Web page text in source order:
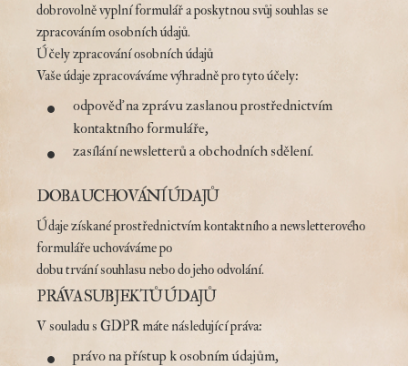
dobrovolně vyplní formulář a poskytnou svůj souhlas se
zpracováním osobních údajů.
Účely zpracování osobních údajů
Vaše údaje zpracováváme výhradně pro tyto účely:
odpověď na zprávu zaslanou prostřednictvím
kontaktního formuláře,
zasílání newsletterů a obchodních sdělení.
DOBA UCHOVÁNÍ ÚDAJŮ
Údaje získané prostřednictvím kontaktního a newsletterového
formuláře uchováváme po
dobu trvání souhlasu nebo do jeho odvolání.
PRÁVA SUBJEKTŮ ÚDAJŮ
V souladu s GDPR máte následující práva:
právo na přístup k osobním údajům,